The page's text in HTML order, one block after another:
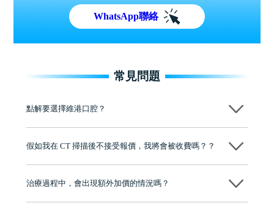
WhatsApp聯絡
常見問題
點解要選擇維港口腔？
牌」、「2025香港企業領袖品牌」，是諾貝爾種植系統全球放心植牙中
至今已服務超過三十個國家和地區的顧客，受到粵港澳大灣區及周邊城
有咨詢及服務保障中心，有任何問題都可以隨時預約免費咨詢，讓人十
假如我在 CT 掃描後不接受報價，我將會被收費嗎？？
治療過程中，會出現額外加價的情況嗎？